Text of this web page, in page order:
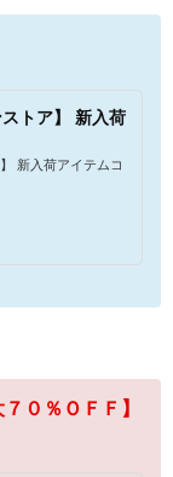
ストア】 新入荷
新入荷アイテムコ
０％ＯＦＦ】